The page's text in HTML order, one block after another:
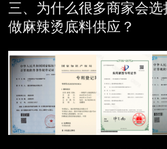
三、为什么很多商家会
做麻辣烫底料供应？